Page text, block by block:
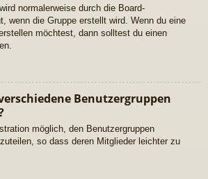
normalerweise durch die Board-
wenn die Gruppe erstellt wird. Wenn du eine
möchtest, dann solltest du einen
Benutzergruppen
möglich, den Benutzergruppen
so dass deren Mitglieder leichter zu